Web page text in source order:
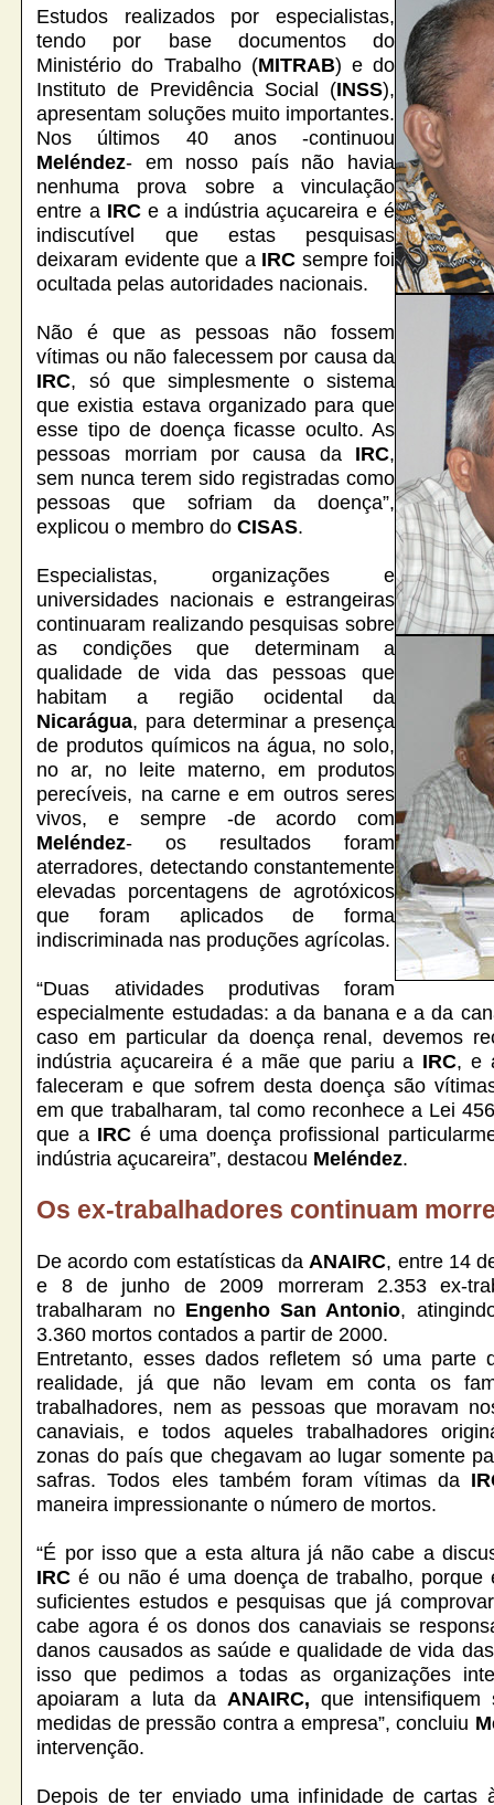
Estudos realizados por especialistas,
tendo por base documentos do
Ministério do Trabalho (MITRAB) e do
Instituto de Previdência Social (INSS),
apresentam soluções muito importantes.
Nos últimos 40 anos -continuou
Meléndez- em nosso país não havia
nenhuma prova sobre a vinculação
entre a IRCe a indústria açucareira e é
indiscutível que estas pesquisas
deixaram evidente que a IRC sempre foi
ocultada pelas autoridades nacionais.
Não é que as pessoas não fossem
vítimas ou não falecessem por causa da
IRC, só que simplesmente o sistema
que existia estava organizado para que
esse tipo de doença ficasse oculto. As
pessoas morriam por causa da IRC,
sem nunca terem sido registradas como
pessoas que sofriam da doença”,
explicou o membro doCISAS.
Especialistas, organizações e
universidades nacionais e estrangeiras
continuaram realizando pesquisas sobre
as condições que determinam a
qualidade de vida das pessoas que
habitam a região ocidental da
Nicarágua, para determinar a presença
de produtos químicos na água, no solo,
no ar, no leite materno, em produtos
perecíveis, na carne e em outros seres
vivos, e sempre -de acordo com
Meléndez- os resultados foram
aterradores, detectando constantemente
elevadas porcentagens de agrotóxicos
que foram aplicados de forma
indiscriminada nas produções agrícolas.
“Duas atividades produtivas foram
especialmente estudadas: a da banana e a da
caso em particular da doença renal, devemos
indústria açucareira é a mãe que pariu a IRC, e
faleceram e que sofrem desta doença são
em que trabalharam, tal como reconhece a Lei
que a IRC é uma doença profissional
indústria açucareira”, destacou Meléndez.
Os ex-trabalhadores continuam
De acordo com estatísticas da ANAIRC, entre 14
e 8 de junho de 2009 morreram 2.353 ex-
trabalharam no Engenho San Antonio,
3.360 mortos contados a partir de 2000.
Entretanto, esses dados refletem só uma parte
realidade, já que não levam em conta os
trabalhadores, nem as pessoas que moravam
canaviais, e todos aqueles trabalhadores
zonas do país que chegavam ao lugar somente
safras. Todos eles também foram vítimas da
maneira impressionante o número de mortos.
“É por isso que a esta altura já não cabe a
IRC é ou não é uma doença de trabalho, porque
suficientes estudos e pesquisas que já
cabe agora é os donos dos canaviais se
danos causados as saúde e qualidade de vida
isso que pedimos a todas as organizações
apoiaram a luta da ANAIRC, que
medidas de pressão contra a empresa”, concluiu
intervenção.
Depois de ter enviado uma infinidade de cartas